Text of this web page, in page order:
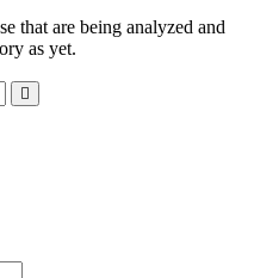
that are being analyzed and
as yet.